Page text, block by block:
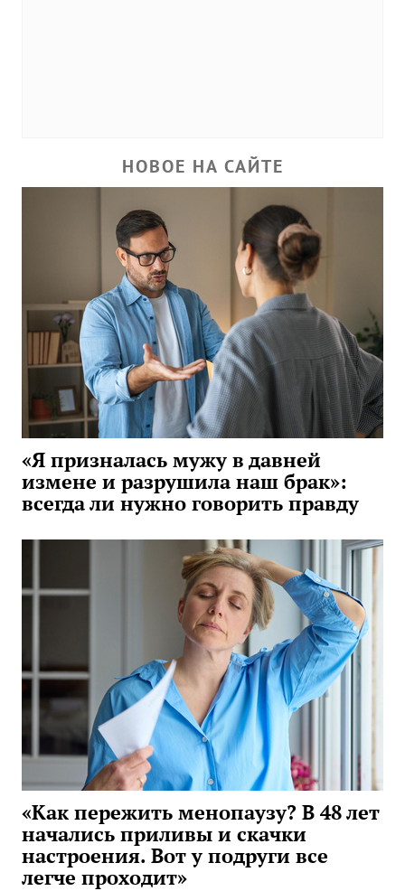
НОВОЕ НА САЙТЕ
«Я призналась мужу в давней
измене и разрушила наш брак»:
всегда ли нужно говорить правду
«Как пережить менопаузу? В 48 лет
начались приливы и скачки
настроения. Вот у подруги все
легче проходит»